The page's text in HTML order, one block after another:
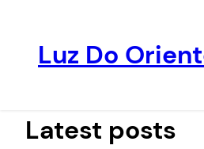
conteúdo
Luz Do
Latest posts